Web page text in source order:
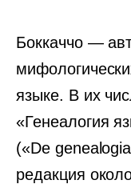
Боккаччо —
языке. В их
«Генеалогия
(«De
редакция